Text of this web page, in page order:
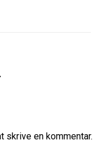
skrive en kommentar.